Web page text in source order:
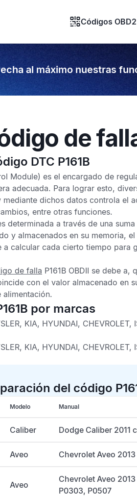
Códigos OBD2
al máximo nuestras
de
DTC P161B
Module) es el encargado de
adecuada. Para lograr esto,
dichos datos controla el
entre otras funciones.
determinada a través de una
y almacenados en su memoria,
a calcular cada cierto tiempo para
de falla P161B OBDII se debe a,
con el valor almacenado en
alimentación.
por marcas
KIA, HYUNDAI, CHEVROLET,
KIA, HYUNDAI, CHEVROLET,
del código
Modelo Manual
Caliber Dodge Caliber 2011
Aveo Chevrolet Aveo 2013
Aveo
Chevrolet Aveo 2013
P0303, P0507